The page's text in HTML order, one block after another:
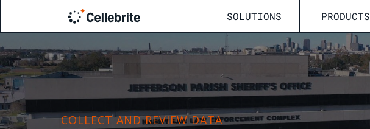
SOLUTIONS PRODUCTS
COLLECT AND REVIEW DATA